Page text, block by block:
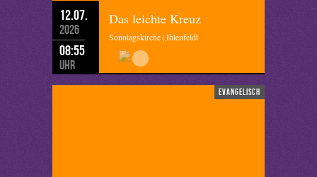
12.07.
2026
08:55
Uhr
Das leichte Kreuz
Sonntagskirche | Ihlenfeldt
evangelisch